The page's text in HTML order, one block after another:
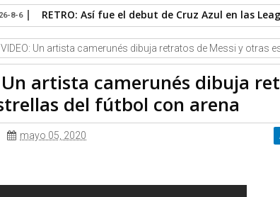
RETRO: Así fue el debut de Cruz Azul en las
8-6
VIDEO: Un artista camerunés dibuja retratos de Messi y otras
Un artista camerunés dibuja
del fútbol con arena
mayo 05, 2020